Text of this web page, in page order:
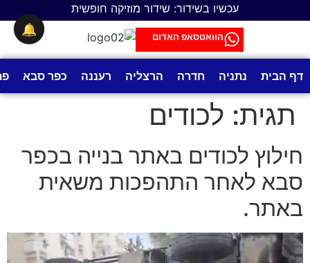
עכשיו בשידור: שידור מוזיקה חופשית
הוואטסאפ האדום
דף הבית נתניה חדרה הרצליה רעננה כפר סבא
תגית: לכודים
חילוץ לכודים באתר בנייה בכפר
סבא לאחר התהפכות משאית
באתר.
🔔